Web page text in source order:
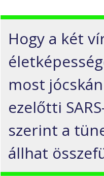
Hogy a két
most
ezelőtti
szerint a
állhat